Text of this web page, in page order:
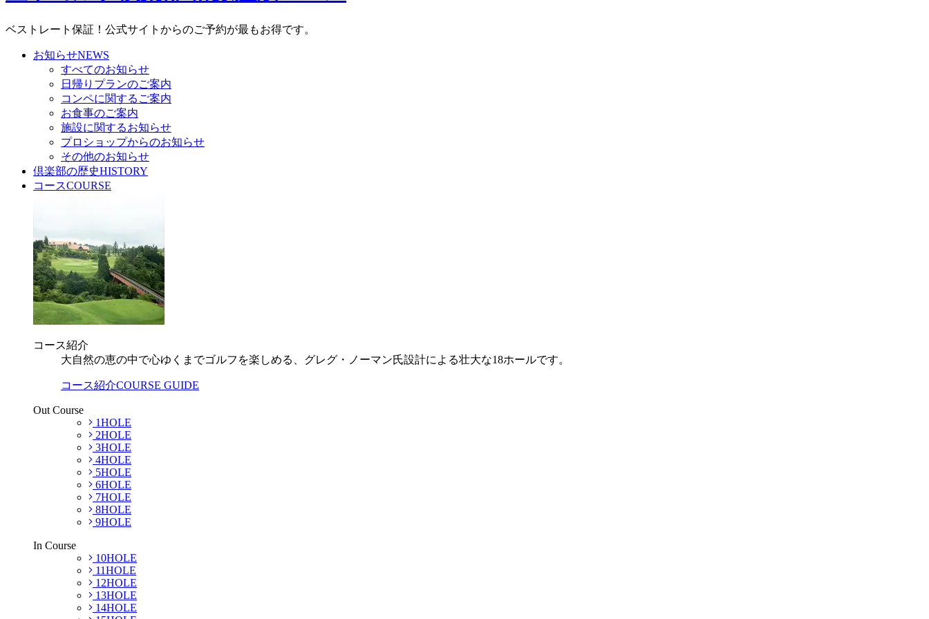
ベストレート保証！公式サイトからのご予約が最もお得です。
お知らせNEWS
すべてのお知らせ
日帰りプランのご案内
コンペに関するご案内
お食事のご案内
施設に関するお知らせ
プロショップからのお知らせ
その他のお知らせ
倶楽部の歴史HISTORY
コースCOURSE
コース紹介
大自然の恵の中で心ゆくまでゴルフを楽しめる、グレグ・ノーマン氏設計による壮大な18ホールです。
コース紹介COURSE GUIDE
Out Course
1HOLE
2HOLE
3HOLE
4HOLE
5HOLE
6HOLE
7HOLE
8HOLE
9HOLE
In Course
10HOLE
11HOLE
12HOLE
13HOLE
14HOLE